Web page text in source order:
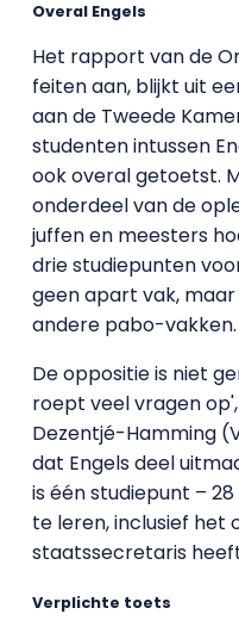
Overal Engels
Het rapport van de
feiten aan, blijkt uit
aan de Tweede
studenten intussen
ook overal getoetst.
onderdeel van de
juffen en meesters
drie studiepunten
geen apart vak,
andere pabo-vakken.
De oppositie is niet
roept veel vragen
Dezentjé-Hamming
dat Engels deel
is één studiepunt –
te leren, inclusief het
staatssecretaris
Verplichte toets